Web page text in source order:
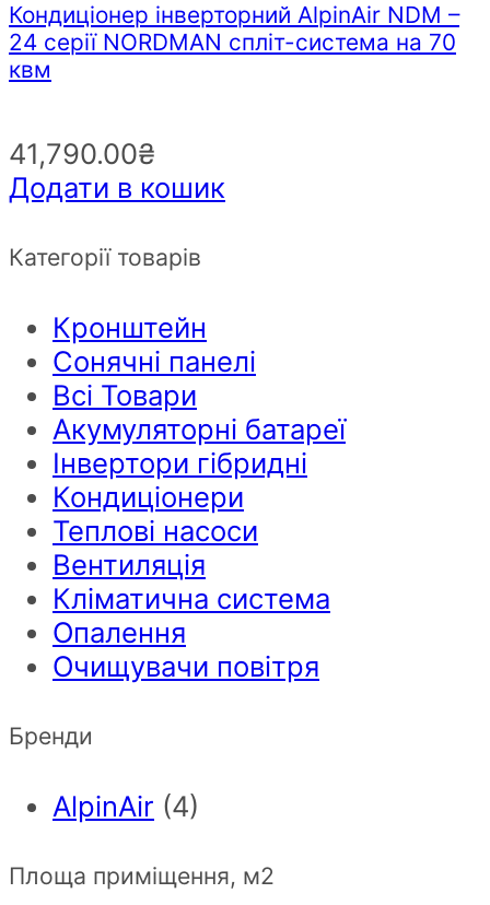
Кондиціонер інверторний AlpinAir NDM –
24 серії NORDMAN спліт-система на 70
квм
41,790.00₴
Додати в кошик
Категорії товарів
Кронштейн
Сонячні панелі
Всі Товари
Акумуляторні батареї
Інвертори гібридні
Кондиціонери
Теплові насоси
Вентиляція
Кліматична система
Опалення
Очищувачи повітря
Бренди
AlpinAir (4)
Площа приміщення, м2